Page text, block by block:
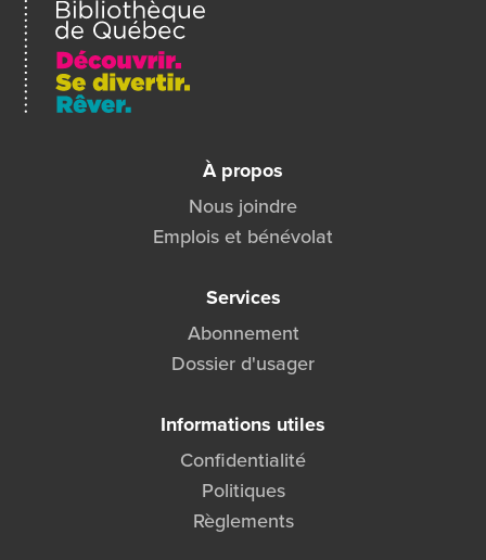
mérite de l'Engagement exceptionnel décerné
lors du Mérite bénévole de l'arrondissement de
Charlesbourg. Monsieur Paiement est décédé le
25 avril 2007.
À propos
Nous joindre
Emplois et bénévolat
Services
Abonnement
Dossier d'usager
Informations utiles
Confidentialité
Politiques
Règlements